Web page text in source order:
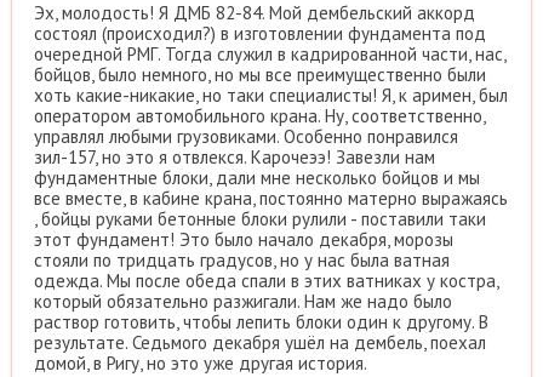
Эх, молодость! Я ДМБ 82-84. Мой дембельский аккорд
состоял (происходил?) в изготовлении фундамента под
очередной РМГ. Тогда служил в кадрированной части, нас,
бойцов, было немного, но мы все преимущественно были
хоть какие-никакие, но таки специалисты! Я, к аримен, был
оператором автомобильного крана. Ну, соответственно,
управлял любыми грузовиками. Особенно понравился
зил-157, но это я отвлекся. Карочеээ! Завезли нам
фундаментные блоки, дали мне несколько бойцов и мы
все вместе, в кабине крана, постоянно матерно выражаясь
, бойцы руками бетонные блоки рулили - поставили таки
этот фундамент! Это было начало декабря, морозы
стояли по тридцать градусов, но у нас была ватная
одежда. Мы после обеда спали в этих ватниках у костра,
который обязательно разжигали. Нам же надо было
раствор готовить, чтобы лепить блоки один к другому. В
результате. Седьмого декабря ушёл на дембель, поехал
домой, в Ригу, но это уже другая история.